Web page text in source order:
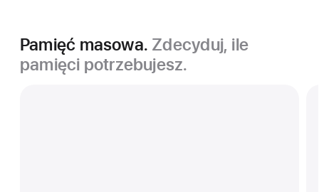
Pamięć masowa. Zdecyduj, ile
pamięci potrzebujesz.